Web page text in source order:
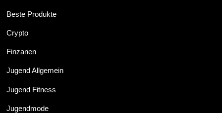
Beste Produkte
Crypto
Finzanen
Jugend Allgemein
Jugend Fitness
Jugendmode